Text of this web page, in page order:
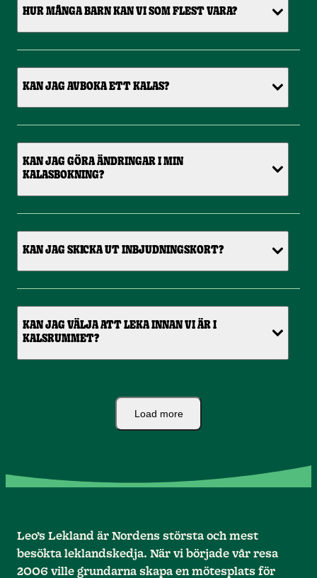
HUR MÅNGA BARN KAN VI SOM FLEST VARA?
KAN JAG AVBOKA ETT KALAS?
KAN JAG GÖRA ÄNDRINGAR I MIN
KALASBOKNING?
KAN JAG SKICKA UT INBJUDNINGSKORT?
KAN JAG VÄLJA ATT LEKA INNAN VI ÄR I
KALSRUMMET?
Load more
Leo’s Lekland är Nordens största och mest
besökta leklandskedja. När vi började vår resa
2006 ville grundarna skapa en mötesplats för